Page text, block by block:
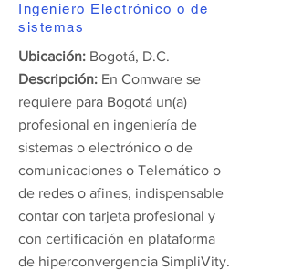
Ingeniero Electrónico o de
sistemas
Ubicación: Bogotá, D.C.
Descripción: En Comware se
requiere para Bogotá un(a)
profesional en ingeniería de
sistemas o electrónico o de
comunicaciones o Telemático o
de redes o afines, indispensable
contar con tarjeta profesional y
con certificación en plataforma
de hiperconvergencia SimpliVity.